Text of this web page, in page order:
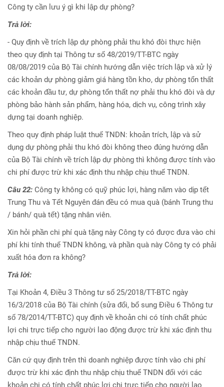
Công ty cần lưu ý gì khi lập dự phòng?
Trả lời:
- Quy định về trích lập dự phòng phải thu khó đòi thực hiện
theo quy định tại Thông tư số 48/2019/TT-BTC ngày
08/08/2019 của Bộ Tài chính hướng dẫn việc trích lập và xử lý
các khoản dự phòng giảm giá hàng tồn kho, dự phòng tổn thất
các khoản đầu tư, dự phòng tổn thất nợ phải thu khó đòi và dự
phòng bảo hành sản phẩm, hàng hóa, dịch vụ, công trình xây
dựng tại doanh nghiệp.
Theo quy định pháp luật thuế TNDN: khoản trích, lập và sử
dụng dự phòng phải thu khó đòi không theo đúng hướng dẫn
của Bộ Tài chính về trích lập dự phòng thì không được tính vào
chi phí được trừ khi xác định thu nhập chịu thuế TNDN.
Câu 22: Công ty không có quỹ phúc lợi, hàng năm vào dịp tết
Trung Thu và Tết Nguyên đán đều có mua quà (bánh Trung thu
/ bánh/ quà tết) tặng nhân viên.
Xin hỏi phần chi phí quà tặng này Công ty có được đưa vào chi
phí khi tính thuế TNDN không, và phần quà này Công ty có phải
xuất hóa đơn ra không?
Trả lời:
Tại Khoản 4, Điều 3 Thông tư số 25/2018/TT-BTC ngày
16/3/2018 của Bộ Tài chính (sửa đổi, bổ sung Điều 6 Thông tư
số 78/2014/TT-BTC) quy định về khoản chi có tính chất phúc
lợi chi trực tiếp cho người lao động được trừ khi xác định thu
nhập chịu thuế TNDN.
Căn cứ quy định trên thì doanh nghiệp được tính vào chi phí
được trừ khi xác định thu nhập chịu thuế TNDN đối với các
khoản chi có tính chất phúc lợi chi trực tiếp cho người lao